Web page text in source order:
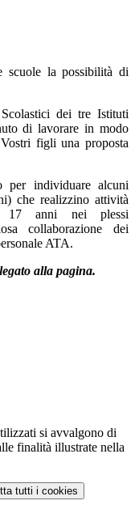
scuole la possibilità di
dei tre Istituti
di lavorare in modo
figli una proposta
individuare alcuni
che realizzino attività
anni nei plessi
collaborazione dei
ATA.
alla pagina.
si avvalgono di
finalità illustrate nella
tutti i cookies